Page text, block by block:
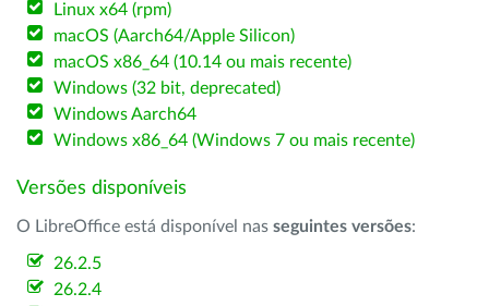
Linux x64 (rpm)
macOS (Aarch64/Apple Silicon)
macOS x86_64 (10.14 ou mais recente)
Windows (32 bit, deprecated)
Windows Aarch64
Windows x86_64 (Windows 7 ou mais recente)
Versões disponíveis
O LibreOffice está disponível nas seguintes versões:
26.2.5
26.2.4